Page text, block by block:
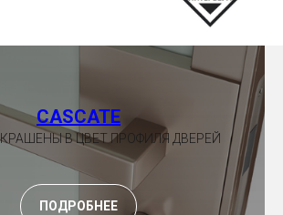
CASCATE
В ЦВЕТ ПРОФИЛЯ ДВЕРЕЙ
ПОДРОБНЕЕ